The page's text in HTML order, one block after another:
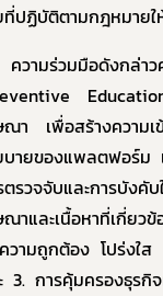
ที่ปฏิบัติตามกฎหมายใ
ามร่วมมือดังกล่าว
ณา เพื่อสร้างความเ
บายของแพลตฟอร์ม
ตรวจจับและการบังคับ
ณาและเนื้อหาที่เกี่ย
วามถูกต้อง โปร่งใส
3. การคุ้มครองธุร